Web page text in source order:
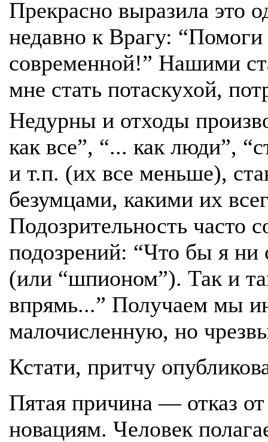
Прекрасно выразила это
недавно к Врагу:
современной!” Нашими
мне стать потаскухой,
Недурны и отходы
как все”, “... как люди”,
и т.п. (их все меньше),
безумцами, какими их
Подозрительность часто
подозрений: “Что бы я ни
(или “шпионом”). Так и
впрямь...” Получаем мы
малочисленную, но
Кстати, притчу
Пятая причина — отказ
новациям. Человек